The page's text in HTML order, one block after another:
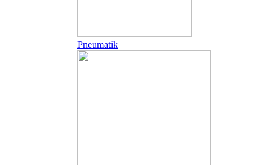
Pneumatik